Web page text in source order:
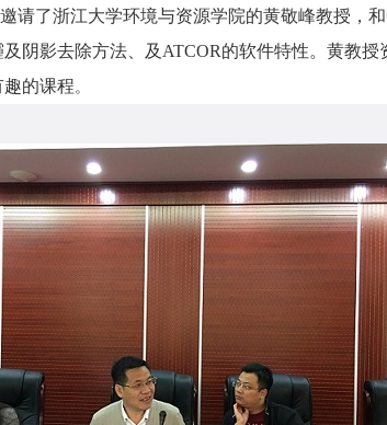
请了浙江大学环境与资源学院的黄敬峰教授，
阴影去除方法、及 ATCOR的软件特性。黄教授
的课程。